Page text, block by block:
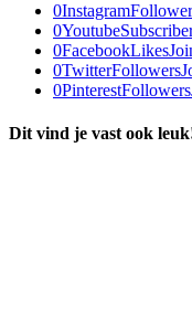
0Instagram
0Youtube
0FacebookLikes
0TwitterFollowers
0PinterestFollowers
Dit vind je vast ook